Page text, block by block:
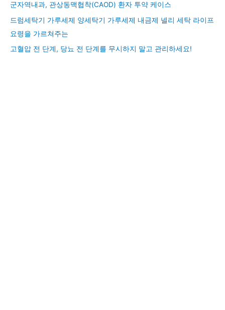
군자역내과, 관상동맥협착(CAOD) 환자 투약 케이스
드럼세탁기 가루세제 양세탁기 가루세제 내금제 넬리 세탁 라이프
요령을 가르쳐주는
고혈압 전 단계, 당뇨 전 단계를 무시하지 말고 관리하세요!